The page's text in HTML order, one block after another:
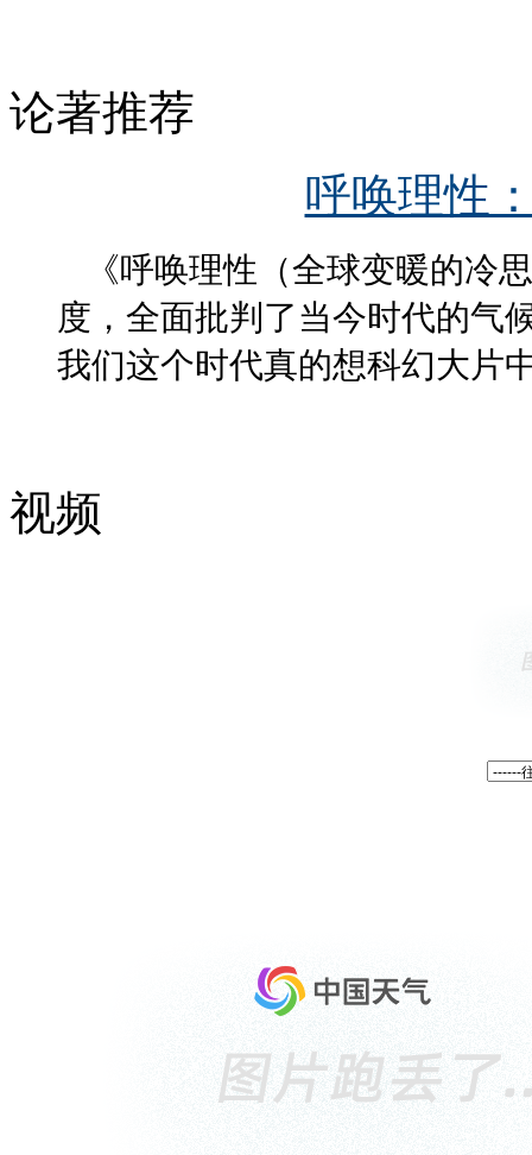
论著推荐
呼唤理性
《呼唤理性（全球变暖的冷
度，全面批判了当今时代的气
我们这个时代真的想科幻大片
视频